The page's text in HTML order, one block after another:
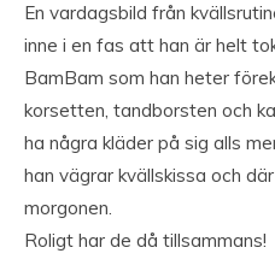
En vardagsbild från
inne i en fas att han är helt
BamBam som han heter
korsetten, tandborsten och
ha några kläder på sig alls
han vägrar kvällskissa och
morgonen.
Roligt har de då tillsammans!